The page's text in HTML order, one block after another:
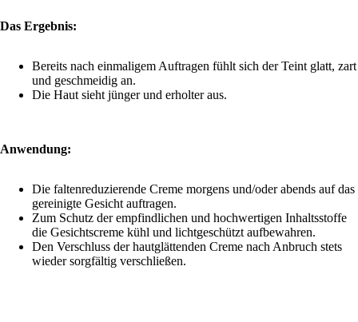
Das Ergebnis:
Bereits nach einmaligem Auftragen fühlt sich der Teint glatt, zart
und geschmeidig an.
Die Haut sieht jünger und erholter aus.
Anwendung:
Die faltenreduzierende Creme morgens und/oder abends auf das
gereinigte Gesicht auftragen.
Zum Schutz der empfindlichen und hochwertigen Inhaltsstoffe
die Gesichtscreme kühl und lichtgeschützt aufbewahren.
Den Verschluss der hautglättenden Creme nach Anbruch stets
wieder sorgfältig verschließen.